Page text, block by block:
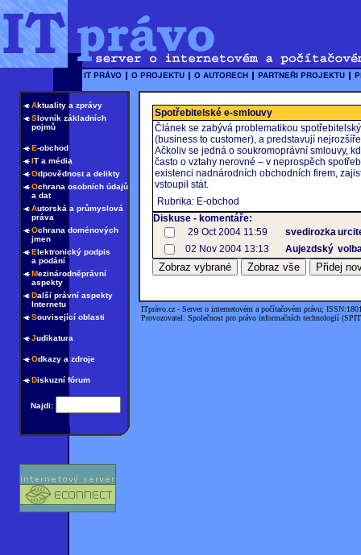
Aktuality a zprávy
Slovník základních
pojmů
E-obchod
IT a média
Odpovědnost a delikty
Ochrana osobních údajů
a dat
Autorská a průmyslová
práva
Ochrana doménových
jmen
Elektronický podpis
a podání
Mezinárodněprávní
aspekty
Další právní aspekty
Internetu
Související oblasti
Judikatura
Odkazy a zdroje
Diskuzní fórum
Najdi:
Spotřebitelské e-smlouvy
Článek se zabývá problematikou
(business to customer), a predstavují
Ačkoliv se jedná o soukromoprávní smlouvy,
často o vztahy nerovné – v neprospěch
existenci nadnárodních obchodních firem,
vstoupil stát.
Rubrika: E-obchod
Diskuse - komentáře:
29 Oct 2004 11:59
svedirozka
02 Nov 2004 13:13
Aujezdský
ITprávo.cz - Server o internetovém a počítačovém právu;
Provozovatel: Společnost pro právo informačních technologií